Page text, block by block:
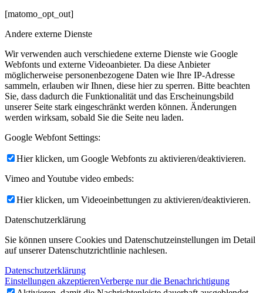
[matomo_opt_out]
Andere externe Dienste
Wir verwenden auch verschiedene externe Dienste wie Google
Webfonts und externe Videoanbieter. Da diese Anbieter
möglicherweise personenbezogene Daten wie Ihre IP-Adresse
sammeln, erlauben wir Ihnen, diese hier zu sperren. Bitte beachten
Sie, dass dadurch die Funktionalität und das Erscheinungsbild
unserer Seite stark eingeschränkt werden können. Änderungen
werden wirksam, sobald Sie die Seite neu laden.
Google Webfont Settings:
Hier klicken, um Google Webfonts zu aktivieren/deaktivieren.
Vimeo and Youtube video embeds:
Hier klicken, um Videoeinbettungen zu aktivieren/deaktivieren.
Datenschutzerklärung
Sie können unsere Cookies und Datenschutzeinstellungen im Detail
auf unserer Datenschutzrichtlinie nachlesen.
Datenschutzerklärung
Einstellungen akzeptierenVerberge nur die Benachrichtigung